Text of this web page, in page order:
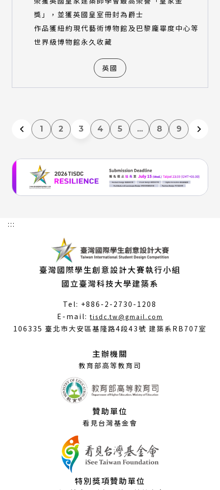
獎」，並獲英國皇室冊封為爵士
作品獲紐約現代藝術博物館及巴黎龐畢度中心等
世界級博物館永久收藏
英國
1 2 3 4 5 ... 8 9
:::
臺灣國際學生創意設計大賽執行小組
國立臺灣科技大學建築系
Tel: +886-2-2730-1208
E-mail:tisdc.tw@gmail.com
開
106335 臺北市大安區基隆路4段43號 建築系RB707室
主辦機關
教育部高等教育司
贊助單位
看見台灣基金會
特別獎項贊助單位